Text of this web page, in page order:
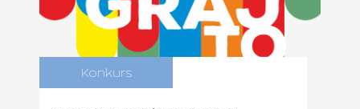
Konkurs